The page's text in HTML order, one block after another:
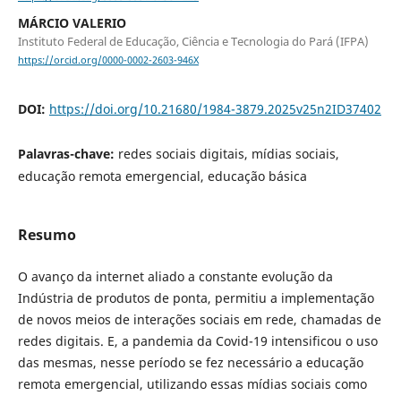
MÁRCIO VALERIO
Instituto Federal de Educação, Ciência e Tecnologia do Pará (IFPA)
https://orcid.org/0000-0002-2603-946X
DOI: https://doi.org/10.21680/1984-3879.2025v25n2ID37402
Palavras-chave: redes sociais digitais, mídias sociais,
educação remota emergencial, educação básica
Resumo
O avanço da internet aliado a constante evolução da
Indústria de produtos de ponta, permitiu a implementação
de novos meios de interações sociais em rede, chamadas de
redes digitais. E, a pandemia da Covid-19 intensificou o uso
das mesmas, nesse período se fez necessário a educação
remota emergencial, utilizando essas mídias sociais como